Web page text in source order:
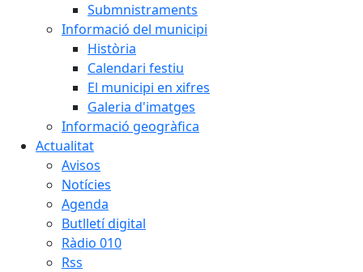
Submnistraments
Informació del municipi
Història
Calendari festiu
El municipi en xifres
Galeria d'imatges
Informació geogràfica
Actualitat
Avisos
Notícies
Agenda
Butlletí digital
Ràdio 010
Rss